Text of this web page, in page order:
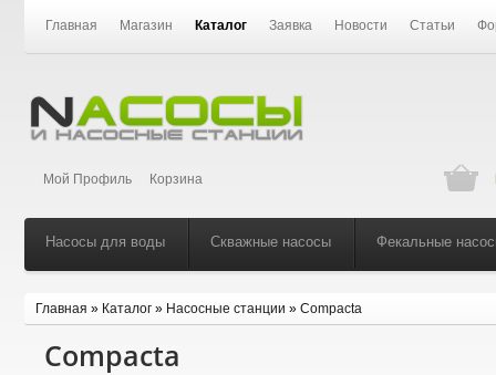
Главная Магазин Каталог Заявка Новости Статьи
Мой Профиль Корзина
Насосы для воды Скважные насосы Фекальные
Главная » Каталог » Насосные станции » Compacta
Compacta